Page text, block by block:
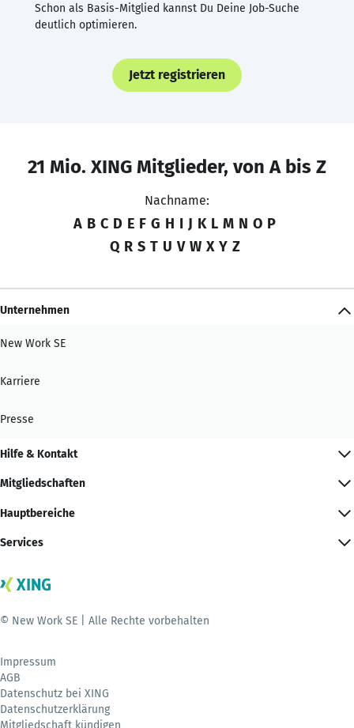
Schon als Basis-Mitglied kannst Du Deine Job-Suche
deutlich optimieren.
Jetzt registrieren
21 Mio. XING Mitglieder, von A bis Z
Nachname:
A B C D E F G H I J K L M N O P
Q R S T U V W X Y Z
Unternehmen
New Work SE
Karriere
Presse
Hilfe & Kontakt
Mitgliedschaften
Hauptbereiche
Services
© New Work SE | Alle Rechte vorbehalten
Impressum
AGB
Datenschutz bei XING
Datenschutzerklärung
Mitgliedschaft kündigen